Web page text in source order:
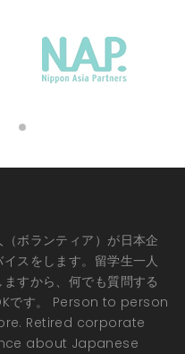
ボランティア）が日本企
スをします。留学生一人
すから、何でも質問する
です。 Person to person
Retired corporate
about Japanese